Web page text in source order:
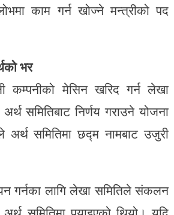
काम गर्न खोज्ने मन्त्रीको पद
भर
कम्पनीको मेसिन खरिद गर्न लेखा
समितिबाट निर्णय गराउने योजना
समितिमा छद्म नामबाट उजुरी
गर्नका लागि लेखा समितिले संकलन